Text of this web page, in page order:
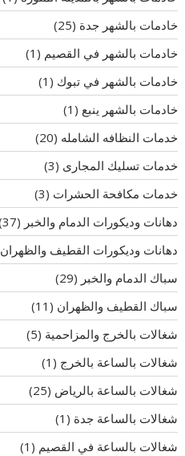
خادمات بالشهر جدة (25)
خادمات بالشهر في القصيم (1)
خادمات بالشهر في تبوك (1)
خادمات بالشهر ينبع (1)
خدمات النظافه الشامله (20)
خدمات تسليك المجارى (3)
خدمات مكافحة الحشرات (3)
دهانات وديكورات الدمام والخبر (37)
دهانات وديكورات القطيف والظهران
سباك الدمام والخبر (29)
سباك القطيف والظهران (11)
شغالات بالخرج والمزاحمية (5)
شغالات بالساعة بالخرج (1)
شغالات بالساعة بالرياض (25)
شغالات بالساعة جدة (1)
شغالات بالساعة في القصيم (1)